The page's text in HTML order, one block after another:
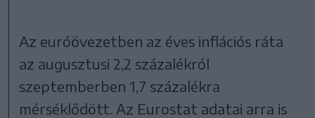
Az euróövezetben az éves inflációs ráta
az augusztusi 2,2 százalékról
szeptemberben 1,7 százalékra
mérséklődött. Az Eurostat adatai arra is